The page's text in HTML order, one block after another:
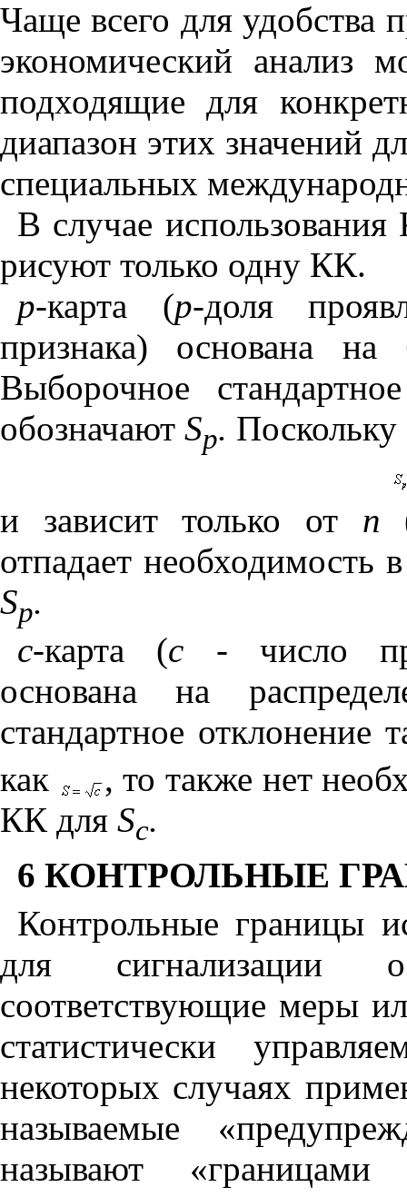
Чаще всего для удобства
экономический анализ
подходящие для
диапазон этих значений
специальных
В случае
рисуют только одну КК.
p-карта (p-доля
признака) основана на
Выборочное
обозначают Sp. Поскольку
и зависит только от п
отпадает необходимость
Sp.
с-карта (с - число
основана на
стандартное отклонение
как
, то также нет
КК для Sc.
6 КОНТРОЛЬНЫЕ
Контрольные границы
для сигнализации
соответствующие меры
статистически
некоторых случаях
называемые
называют «границами